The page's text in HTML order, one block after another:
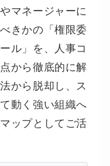
マネージャーに
きかの「権限委
ル」を、人事コ
から徹底的に解
から脱却し、ス
動く強い組織へ
ップとしてご活